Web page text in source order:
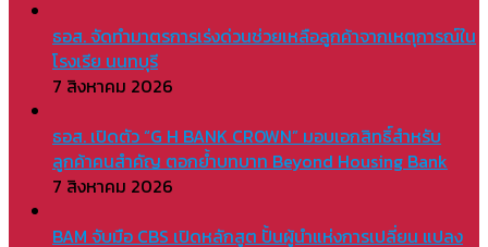
ธอส. จัดทำมาตรการเร่งด่วนช่วยเหลือลูกค้าจากเหตุการณ์ใน
โรงเรีย นนทบุรี
7 สิงหาคม 2026
ธอส. เปิดตัว “G H BANK CROWN” มอบเอกสิทธิ์สำหรับ
ลูกค้าคนสำคัญ ตอกย้ำบทบาท Beyond Housing Bank
7 สิงหาคม 2026
BAM จับมือ CBS เปิดหลักสูต ปั้นผู้นำแห่งการเปลี่ยน แปลง